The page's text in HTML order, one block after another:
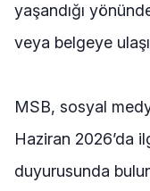
yaşandığı
veya belgeye
MSB, sosyal
Haziran 2026’da
duyurusunda